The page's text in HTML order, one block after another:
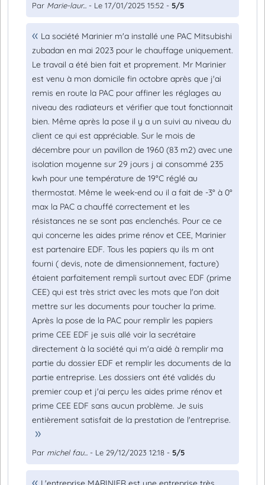
Par Marie-laur... - Le 17/01/2025 15:52 - 5/5
La société Marinier m'a installé une PAC Mitsubishi
zubadan en mai 2023 pour le chauffage uniquement.
Le travail a été bien fait et proprement. Mr Marinier
est venu à mon domicile fin octobre après que j'ai
remis en route la PAC pour affiner les réglages au
niveau des radiateurs et vérifier que tout fonctionnait
bien. Même après la pose il y a un suivi au niveau du
client ce qui est appréciable. Sur le mois de
décembre pour un pavillon de 1960 (83 m2) avec une
isolation moyenne sur 29 jours j ai consommé 235
kwh pour une température de 19°C réglé au
thermostat. Même le week-end ou il a fait de -3° à 0°
max la PAC a chauffé correctement et les
résistances ne se sont pas enclenchés. Pour ce ce
qui concerne les aides prime rénov et CEE, Marinier
est partenaire EDF. Tous les papiers qu ils m ont
fourni ( devis, note de dimensionnement, facture)
étaient parfaitement rempli surtout avec EDF (prime
CEE) qui est très strict avec les mots que l'on doit
mettre sur les documents pour toucher la prime.
Après la pose de la PAC pour remplir les papiers
prime CEE EDF je suis allé voir la secrétaire
directement à la société qui m'a aidé à remplir ma
partie du dossier EDF et remplir les documents de la
partie entreprise. Les dossiers ont été validés du
premier coup et j'ai perçu les aides prime rénov et
prime CEE EDF sans aucun problème. Je suis
entièrement satisfait de la prestation de l'entreprise.
Par michel fau... - Le 29/12/2023 12:18 - 5/5